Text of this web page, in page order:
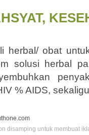
herbal/ obat
solusi herbal
% AIDS,
disamping untuk membuat